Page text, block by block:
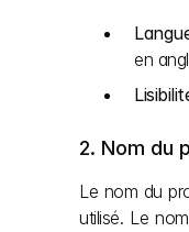
en
2. Nom du
Le nom du
utilisé. Le